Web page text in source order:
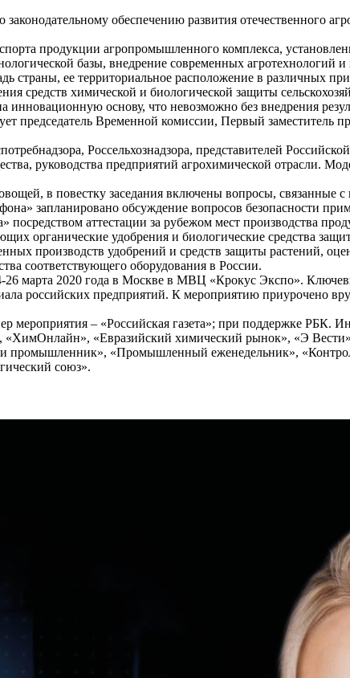
обеспечению развития отечественного
продукции агропромышленного комплекса,
базы, внедрение современных
страны, ее территориальное расположение в различных
средств химической и биологической защиты
инновационную основу, что невозможно без внедрения
председатель Временной комиссии, Первый заместитель
Россельхознадзора, представителей
руководства предприятий агрохимической отрасли.
в повестку заседания включены вопросы, связанные с
запланировано обсуждение вопросов безопасности
аттестации за рубежом мест производства
органические удобрения и биологические средства
производств удобрений и средств защиты растений,
соответствующего оборудования в России.
марта 2020 года в Москве в МВЦ «Крокус Экспо».
российских предприятий. К мероприятию приурочено
– «Российская газета»; при поддержке РБК.
«ХимОнлайн», «Евразийский химический рынок», «Э
«Промышленный еженедельник»,
союз».